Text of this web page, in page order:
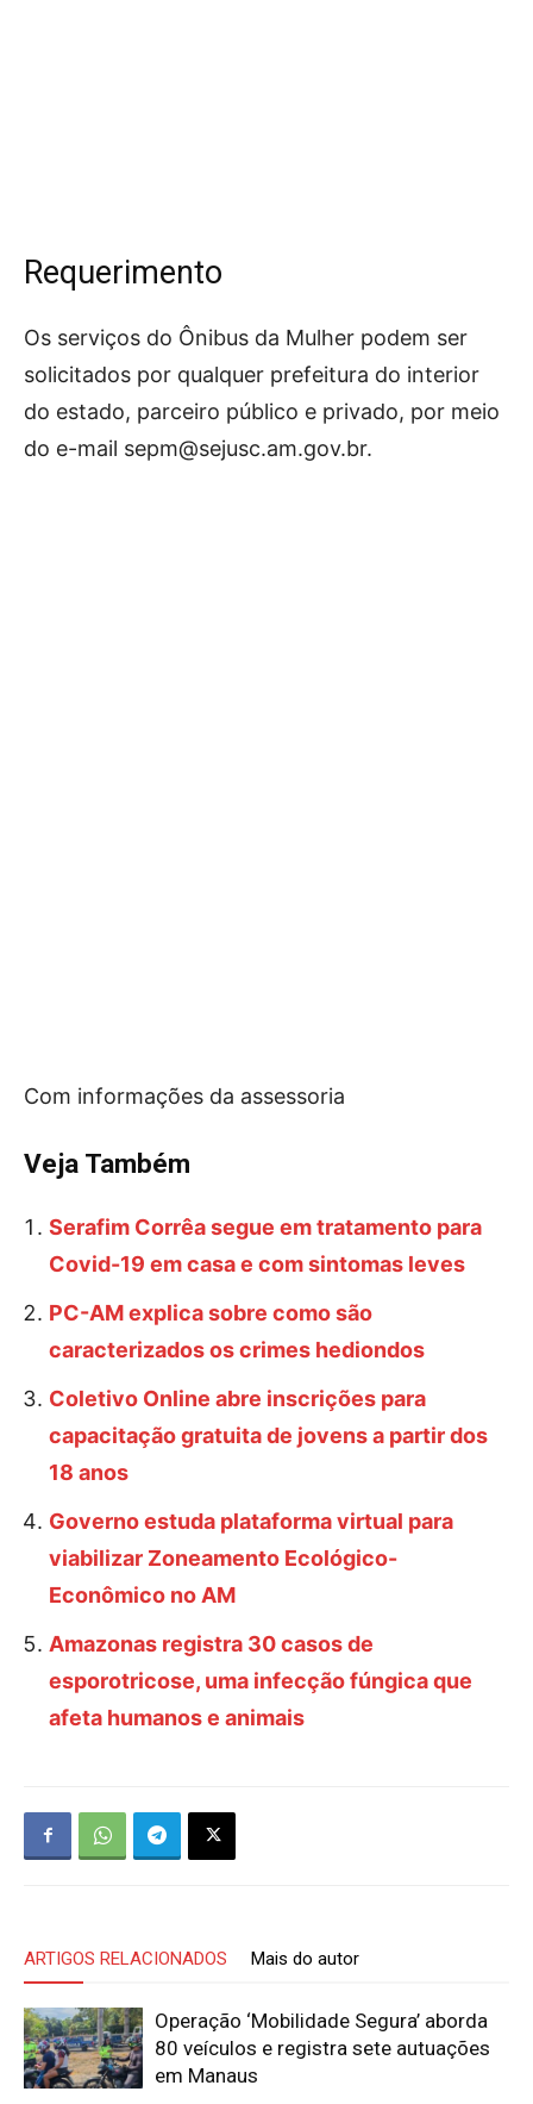
Requerimento
Os serviços do Ônibus da Mulher podem ser
solicitados por qualquer prefeitura do interior
do estado, parceiro público e privado, por meio
do e-mail sepm@sejusc.am.gov.br.
Com informações da assessoria
Veja Também
Serafim Corrêa segue em tratamento para
Covid-19 em casa e com sintomas leves
PC-AM explica sobre como são
caracterizados os crimes hediondos
Coletivo Online abre inscrições para
capacitação gratuita de jovens a partir dos
18 anos
Governo estuda plataforma virtual para
viabilizar Zoneamento Ecológico-
Econômico no AM
Amazonas registra 30 casos de
esporotricose, uma infecção fúngica que
afeta humanos e animais
ARTIGOS RELACIONADOS Mais do autor
Operação ‘Mobilidade Segura’ aborda
80 veículos e registra sete autuações
em Manaus